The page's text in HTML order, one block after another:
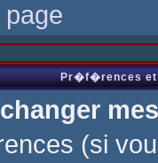
Pr�f�rences et
(si